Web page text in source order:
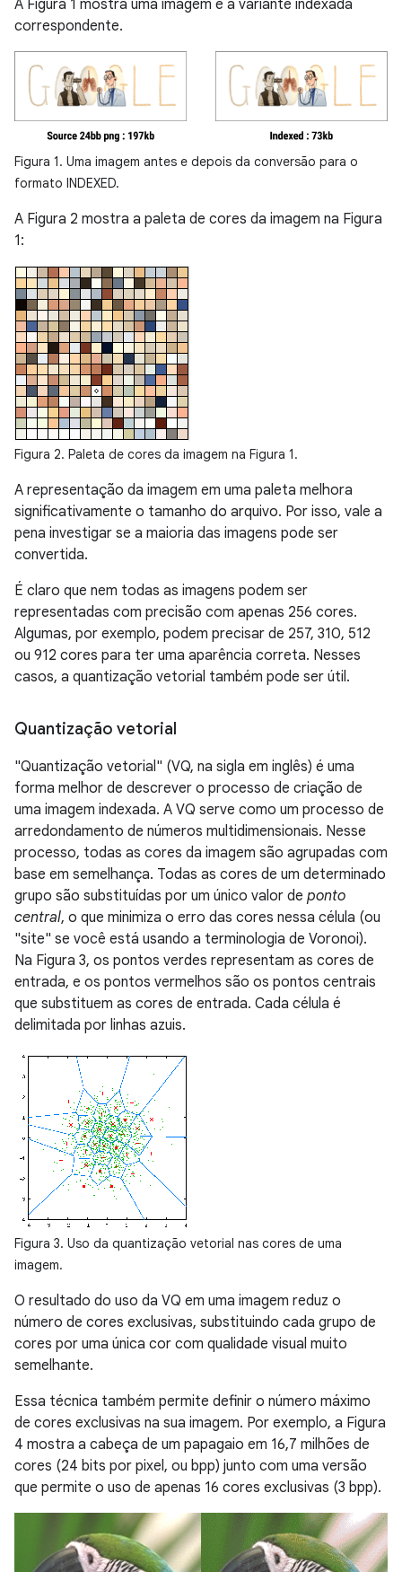
A Figura 1 mostra uma imagem e a variante indexada
correspondente.
Figura 1. Uma imagem antes e depois da conversão para o
formato INDEXED.
A Figura 2 mostra a paleta de cores da imagem na Figura
1:
Figura 2. Paleta de cores da imagem na Figura 1.
A representação da imagem em uma paleta melhora
significativamente o tamanho do arquivo. Por isso, vale a
pena investigar se a maioria das imagens pode ser
convertida.
É claro que nem todas as imagens podem ser
representadas com precisão com apenas 256 cores.
Algumas, por exemplo, podem precisar de 257, 310, 512
ou 912 cores para ter uma aparência correta. Nesses
casos, a quantização vetorial também pode ser útil.
Quantização vetorial
"Quantização vetorial" (VQ, na sigla em inglês) é uma
forma melhor de descrever o processo de criação de
uma imagem indexada. A VQ serve como um processo de
arredondamento de números multidimensionais. Nesse
processo, todas as cores da imagem são agrupadas com
base em semelhança. Todas as cores de um determinado
grupo são substituídas por um único valor de ponto
central, o que minimiza o erro das cores nessa célula (ou
"site" se você está usando a terminologia de Voronoi).
Na Figura 3, os pontos verdes representam as cores de
entrada, e os pontos vermelhos são os pontos centrais
que substituem as cores de entrada. Cada célula é
delimitada por linhas azuis.
Figura 3. Uso da quantização vetorial nas cores de uma
imagem.
O resultado do uso da VQ em uma imagem reduz o
número de cores exclusivas, substituindo cada grupo de
cores por uma única cor com qualidade visual muito
semelhante.
Essa técnica também permite definir o número máximo
de cores exclusivas na sua imagem. Por exemplo, a Figura
4 mostra a cabeça de um papagaio em 16,7 milhões de
cores (24 bits por pixel, ou bpp) junto com uma versão
que permite o uso de apenas 16 cores exclusivas (3 bpp).